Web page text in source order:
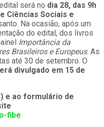
será no dia 28, das 9h
Ciências Sociais e
Na ocasião, após um
do edital, dos livros
Importância da
Brasileiros e Europeus. As
até 30 de setembro. O
divulgado em 15 de
e ao formulário de
fibe